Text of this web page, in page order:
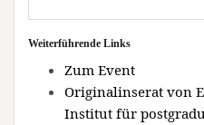
Weiterführende Links
Zum Event
Originalinserat von
Institut für